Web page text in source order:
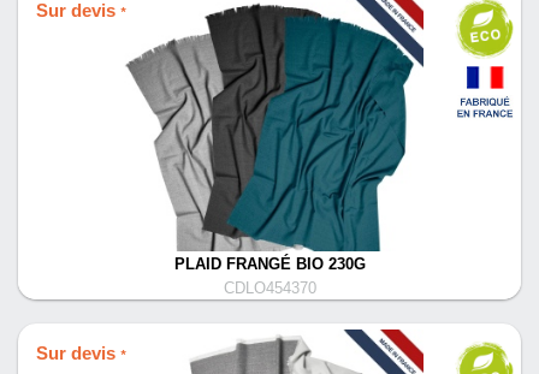
Sur devis *
PLAID FRANGÉ BIO 230G
CDLO454370
Sur devis *